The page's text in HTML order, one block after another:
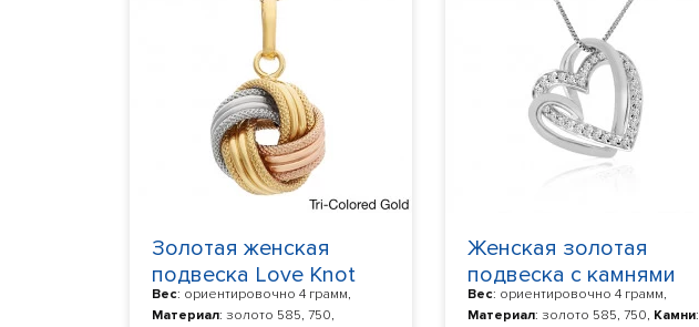
Золотая женская
подвеска Love Knot
120041
Вес: ориентировочно 4 грамм,
Материал: золото 585, 750,
Женская золотая
подвеска с камнями
Heartbeat 120078
Вес: ориентировочно 4 грамм,
Материал: золото 585, 750, Камни: